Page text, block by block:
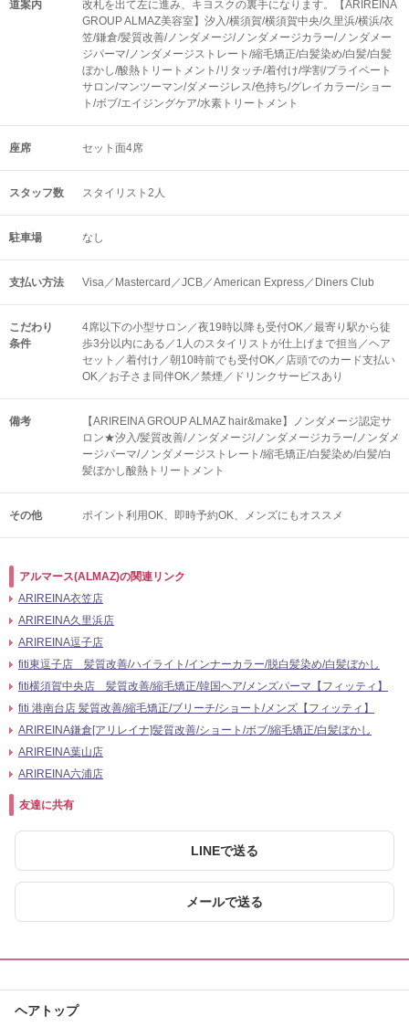
道案内
改札を出て左に進み、キヨスクの裏手になります。【ARIREINA
GROUP ALMAZ美容室】汐入/横須賀/横須賀中央/久里浜/横浜/衣
笠/鎌倉/髪質改善/ノンダメージ/ノンダメージカラー/ノンダメー
ジパーマ/ノンダメージストレート/縮毛矯正/白髪染め/白髪/白髪
ぼかし/酸熱トリートメント/リタッチ/着付け/学割/プライベート
サロン/マンツーマン/ダメージレス/色持ち/グレイカラー/ショー
ト/ボブ/エイジングケア/水素トリートメント
座席 セット面4席
スタッフ数 スタイリスト2人
駐車場 なし
支払い方法 Visa／Mastercard／JCB／American Express／Diners Club
こだわり
条件
4席以下の小型サロン／夜19時以降も受付OK／最寄り駅から徒
歩3分以内にある／1人のスタイリストが仕上げまで担当／ヘア
セット／着付け／朝10時前でも受付OK／店頭でのカード支払い
OK／お子さま同伴OK／禁煙／ドリンクサービスあり
備考
【ARIREINA GROUP ALMAZ hair&make】ノンダメージ認定サ
ロン★汐入/髪質改善/ノンダメージ/ノンダメージカラー/ノンダメ
ージパーマ/ノンダメージストレート/縮毛矯正/白髪染め/白髪/白
髪ぼかし酸熱トリートメント
その他 ポイント利用OK 即時予約OK メンズにもオススメ
アルマース(ALMAZ)の関連リンク
ARIREINA衣笠店
ARIREINA久里浜店
ARIREINA逗子店
fiti東逗子店 髪質改善/ハイライト/インナーカラー/脱白髪染め/白髪ぼかし
fiti横須賀中央店 髪質改善/縮毛矯正/韓国ヘア/メンズパーマ【フィッティ】
fiti 港南台店 髪質改善/縮毛矯正/ブリーチ/ショート/メンズ【フィッティ】
ARIREINA鎌倉[アリレイナ]髪質改善/ショート/ボブ/縮毛矯正/白髪ぼかし
ARIREINA葉山店
ARIREINA六浦店
友達に共有
LINEで送る
メールで送る
ヘアトップ